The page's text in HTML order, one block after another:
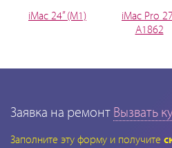
iMac 24” (M1)
iMac Pro
A1862
Заявка на ремонт Вызвать
Заполните эту форму и получите